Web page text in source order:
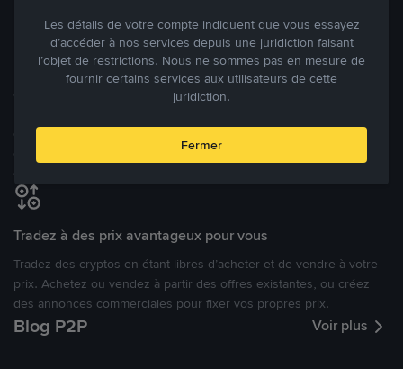
Bénéficiant de la confiance de millions d’utilisateurs dans le
monde, Binance P2P fournit une plateforme sécurisée pour la
réalisation de trades en cryptomonnaies dans plus de 800 modes
de paiement et plus de 100 monnaies fiat. Les utilisateurs peuvent
facilement acheter, vendre et trader des cryptomonnaies
directement avec d’autres utilisateurs, tout en définissant leurs prix
et leurs modes de paiement préférés sur une Marketplace de
Tradez à des prix avantageux pour vous
Tradez des cryptos en étant libres d’acheter et de vendre à votre
prix. Achetez ou vendez à partir des offres existantes, ou créez
des annonces commerciales pour fixer vos propres prix.
Blog P2P Voir plus
Les détails de votre compte indiquent que vous essayez
d’accéder à nos services depuis une juridiction faisant
l’objet de restrictions. Nous ne sommes pas en mesure de
fournir certains services aux utilisateurs de cette
juridiction.
Fermer